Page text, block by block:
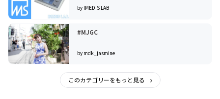
by IMEDIS LAB
#MJGC
by mdk_jasmine
このカテゴリーをもっと見る